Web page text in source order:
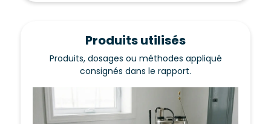
Produits utilisés
Produits, dosages ou méthodes appliqué
consignés dans le rapport.